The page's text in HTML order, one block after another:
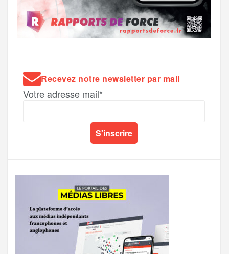
Recevez notre newsletter par mail
Votre adresse mail*